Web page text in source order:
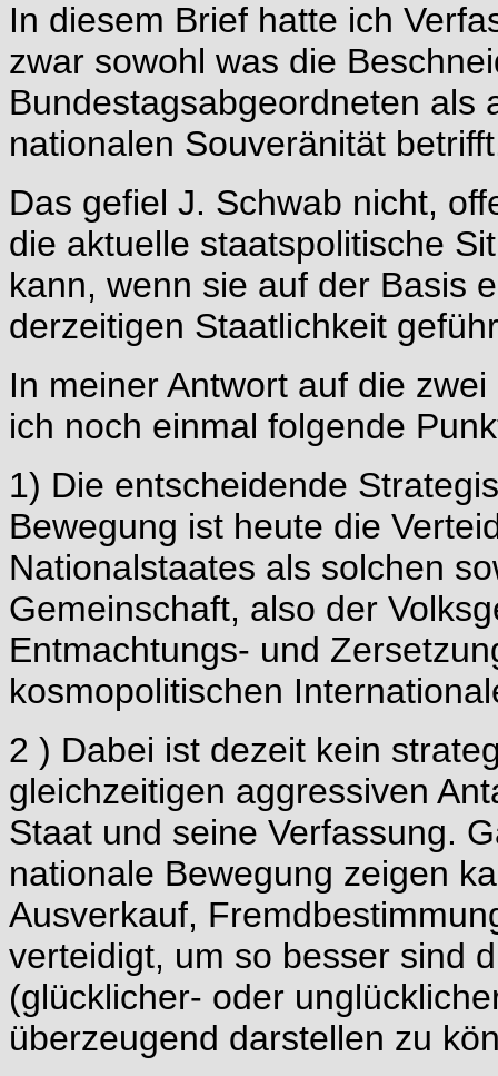
In diesem Brief hatte ich
zwar sowohl was die
Bundestagsabgeordneten als
nationalen Souveränität
Das gefiel J. Schwab nicht,
die aktuelle staatspolitische
kann, wenn sie auf der Basis
derzeitigen Staatlichkeit
In meiner Antwort auf die
ich noch einmal folgende
1) Die entscheidende
Bewegung ist heute die
Nationalstaates als solchen
Gemeinschaft, also der
Entmachtungs- und
kosmopolitischen
2 ) Dabei ist dezeit kein
gleichzeitigen aggressiven
Staat und seine Verfassung.
nationale Bewegung zeigen
Ausverkauf,
verteidigt, um so besser sind
(glücklicher- oder
überzeugend darstellen zu